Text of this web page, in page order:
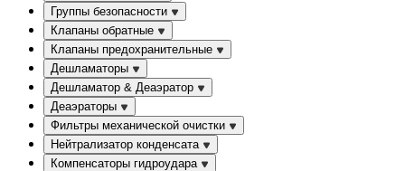
Группы безопасности
Клапаны обратные
Клапаны предохранительные
Дешламаторы
Дешламатор & Деаэратор
Деаэраторы
Фильтры механической очистки
Нейтрализатор конденсата
Компенсаторы гидроудара